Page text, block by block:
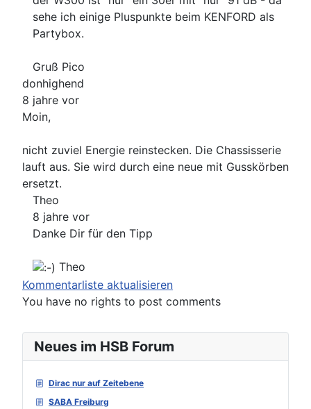
Neues im HSB Forum
Dirac nur auf Zeitebene
SABA Freiburg
sehe ich einige Pluspunkte beim KENFORD als
Partybox.
Gruß Pico
donhighend
8 jahre vor
Moin,
nicht zuviel Energie reinstecken. Die Chassisserie
lauft aus. Sie wird durch eine neue mit Gusskörben
ersetzt.
Theo
8 jahre vor
Danke Dir für den Tipp
Theo
Kommentarliste aktualisieren
You have no rights to post comments